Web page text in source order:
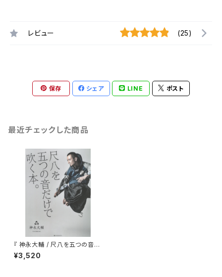
レビュー (25)
保存 シェア LINE ポスト
最近チェックした商品
『 神永大輔 / 尺八を五つの音だ
けで吹く本。 』（CD付）
¥3,520